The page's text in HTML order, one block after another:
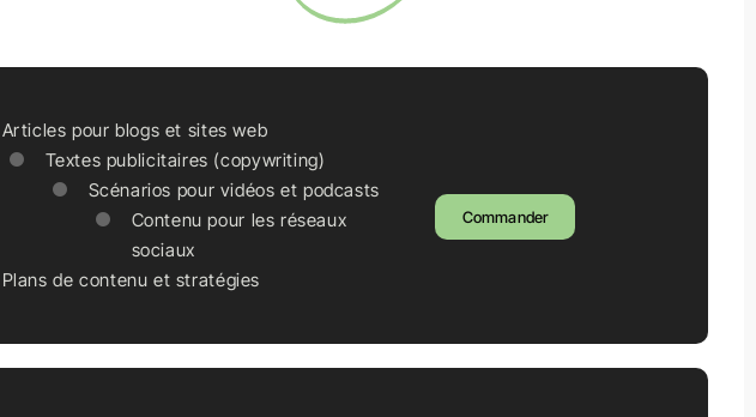
Articles pour blogs et sites web
Textes publicitaires (copywriting)
Scénarios pour vidéos et podcasts
Contenu pour les réseaux
sociaux
Plans de contenu et stratégies
Commander